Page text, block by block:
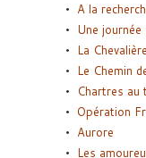
A la
Une journée
La
Le Chemin
Chartres au
Opération
Aurore
Les